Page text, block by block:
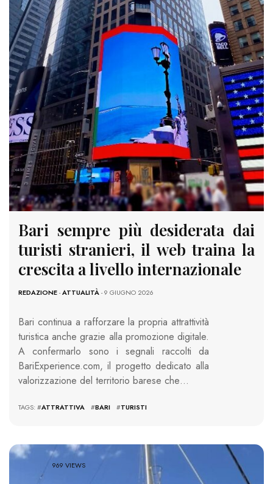
Bari sempre più desiderata dai
turisti stranieri, il web traina la
crescita a livello internazionale
REDAZIONE-ATTUALITÀ- 9 GIUGNO 2026
Bari continua a rafforzare la propria attrattività
turistica anche grazie alla promozione digitale.
A confermarlo sono i segnali raccolti da
BariExperience.com, il progetto dedicato alla
valorizzazione del territorio barese che…
TAGS: #ATTRATTIVA #BARI #TURISTI
969 VIEWS